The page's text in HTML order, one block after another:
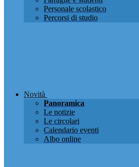
Personale scolastico
Percorsi di studio
Novità
Panoramica
Le notizie
Le circolari
Calendario eventi
Albo online